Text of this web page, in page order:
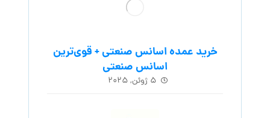
خرید عمده اسانس صنعتی + قوی‌ترین
اسانس‌ صنعتی
۵ ژوئن, ۲۰۲۵